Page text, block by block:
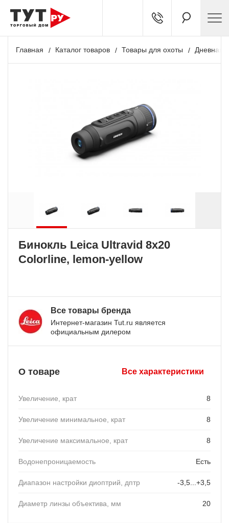
Главная Каталог товаров Товары для охоты Дневная
Бинокль Leica Ultravid 8x20
Colorline, lemon-yellow
Все товары бренда
Интернет-магазин Tut.ru является
официальным дилером
О товаре Все характеристики
Увеличение, крат 8
Увеличение минимальное, крат 8
Увеличение максимальное, крат 8
Водонепроницаемость Есть
Диапазон настройки диоптрий, дптр -3,5...+3,5
Диаметр линзы объектива, мм 20